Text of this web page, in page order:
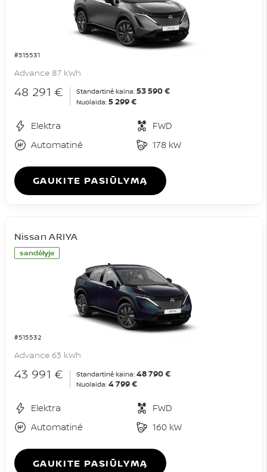
#515531
Advance 87 kWh
48 291 € Standartinė kaina: 53 590 €
Nuolaida: 5 299 €
Elektra
FWD
Automatinė
178 kW
GAUKITE PASIŪLYMĄ
sandėlyje
#515532
Nissan ARIYA
Advance 63 kWh
43 991 € Standartinė kaina: 48 790 €
Nuolaida: 4 799 €
Elektra
FWD
Automatinė
160 kW
GAUKITE PASIŪLYMĄ